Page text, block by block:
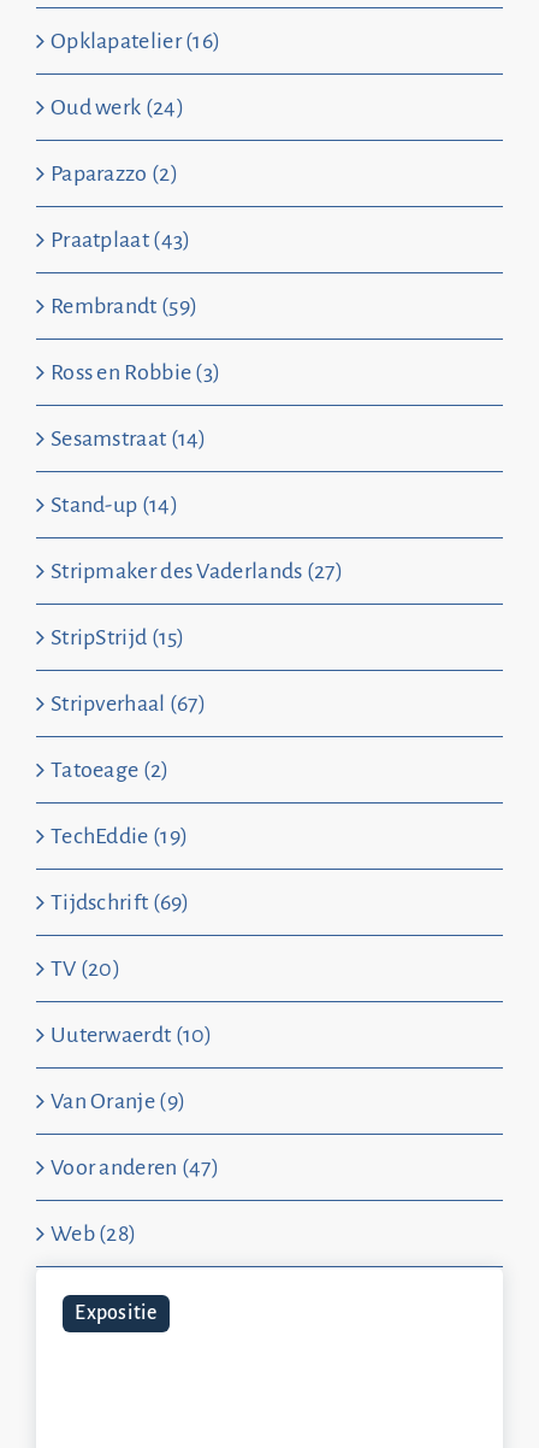
Opklapatelier (16)
Oud werk (24)
Paparazzo (2)
Praatplaat (43)
Rembrandt (59)
Ross en Robbie (3)
Sesamstraat (14)
Stand-up (14)
Stripmaker des Vaderlands (27)
StripStrijd (15)
Stripverhaal (67)
Tatoeage (2)
TechEddie (19)
Tijdschrift (69)
TV (20)
Uuterwaerdt (10)
Van Oranje (9)
Voor anderen (47)
Web (28)
Expositie